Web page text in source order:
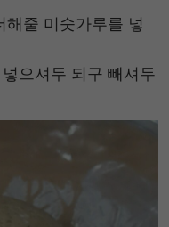
해줄 미숫가루를 넣
으셔두 되구 빼셔두